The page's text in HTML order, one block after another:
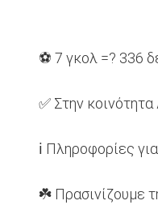
⚽ 7 γκολ =? 336
✅ Στην
ℹ️ Πληροφορίες
☘️ Πρασινίζουμε